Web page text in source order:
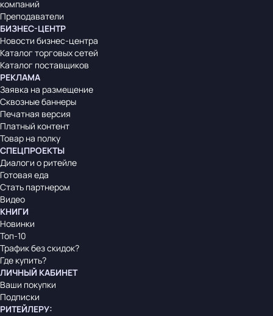
компаний
Преподаватели
БИЗНЕС-ЦЕНТР
Новости бизнес-центра
Каталог торговых сетей
Каталог поставщиков
РЕКЛАМА
Заявка на размещение
Сквозные баннеры
Печатная версия
Платный контент
Товар на полку
СПЕЦПРОЕКТЫ
Диалоги о ритейле
Готовая еда
Стать партнером
Видео
КНИГИ
Новинки
Топ-10
Трафик без скидок?
Где купить?
ЛИЧНЫЙ КАБИНЕТ
Ваши покупки
Подписки
РИТЕЙЛЕРУ: